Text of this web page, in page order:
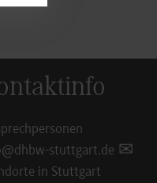
stuttgart.de
in Stuttgart